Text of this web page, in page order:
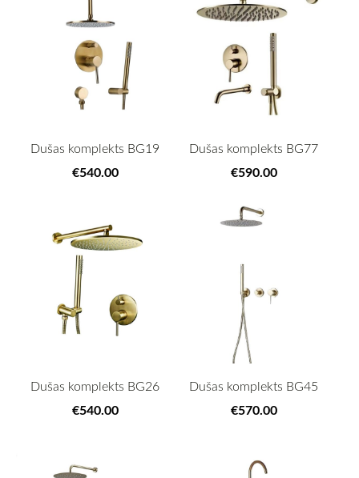
Dušas komplekts BG19
€540.00
Dušas komplekts BG77
€590.00
Dušas komplekts BG26
€540.00
Dušas komplekts BG45
€570.00